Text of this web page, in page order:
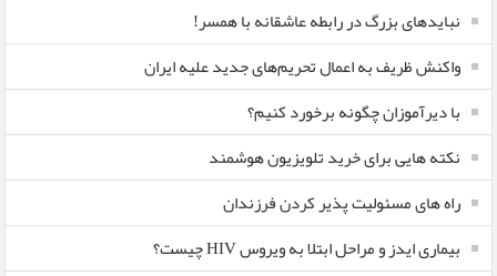
نبایدهای بزرگ در رابطه عاشقانه با همسر!
واکنش ظریف به اعمال تحریم‌های جدید علیه ایران
با دیرآموزان چگونه برخورد کنیم؟
نکته هایی برای خرید تلویزیون هوشمند
راه های مسئولیت پذیر کردن فرزندان
بیماری ایدز و مراحل ابتلا به ویروس HIV چیست؟